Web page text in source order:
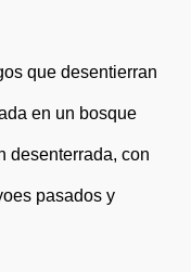
que desentierran
en un bosque
desenterrada, con
pasados y